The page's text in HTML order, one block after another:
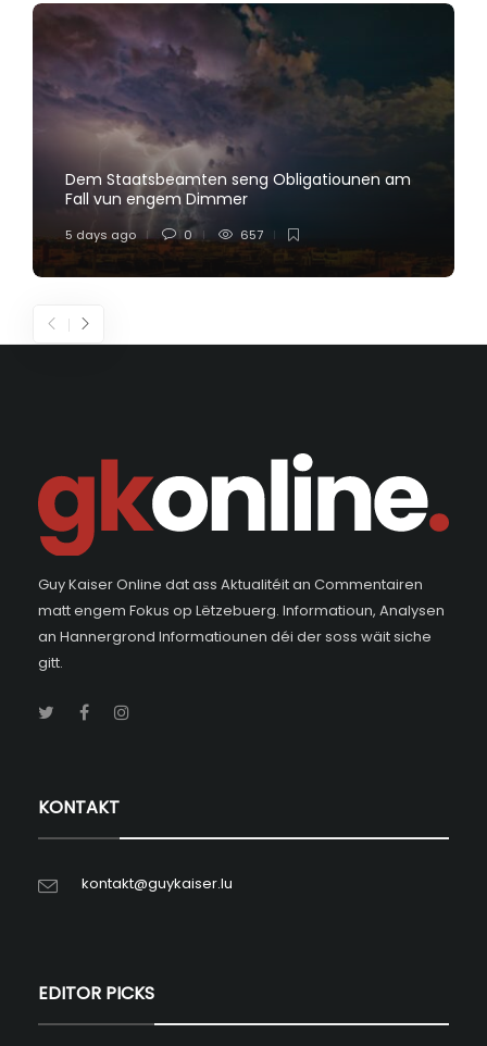
Dem Staatsbeamten seng Obligatiounen am
Fall vun engem Dimmer
5 days ago 0 657
Guy Kaiser Online dat ass Aktualitéit an Commentairen
matt engem Fokus op Lëtzebuerg. Informatioun, Analysen
an Hannergrond Informatiounen déi der soss wäit siche
gitt.
KONTAKT
kontakt@guykaiser.lu
EDITOR PICKS